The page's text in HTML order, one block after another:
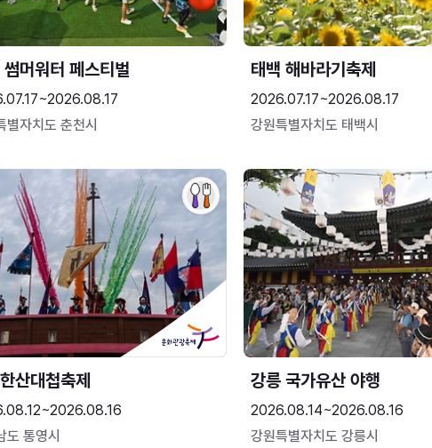
머워터 페스티벌
별자치도 춘천시
태백 해바라기축제
2026.07.17~2026.08.17
강원특별자치도 태백시
산대첩축제
도 통영시
강릉 국가유산 야행
2026.08.14~2026.08.16
강원특별자치도 강릉시